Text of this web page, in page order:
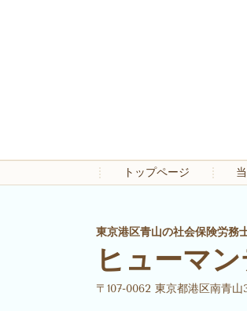
トップページ
東京港区青山の社会保険労務
ヒューマ
〒107-0062 東京都港区南青山